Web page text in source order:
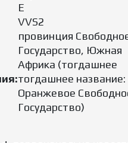
E
VVS2
провинция
Государство, Южная
Африка (тогдашнее
тогдашнее название:
Оранжевое
Государство)